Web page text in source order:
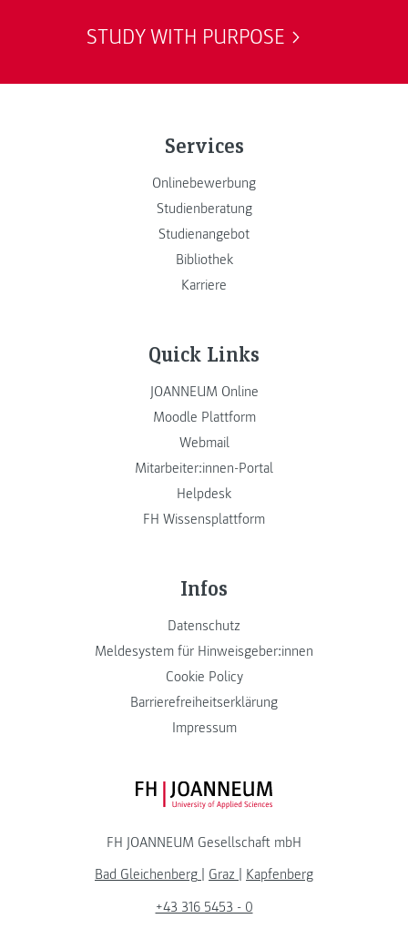
STUDY WITH PURPOSE
Services
Onlinebewerbung
Studienberatung
Studienangebot
Bibliothek
Karriere
Quick Links
JOANNEUM Online
Moodle Plattform
Webmail
Mitarbeiter:innen-Portal
Helpdesk
FH Wissensplattform
Infos
Datenschutz
Meldesystem für Hinweisgeber:innen
Cookie Policy
Barrierefreiheitserklärung
Impressum
FH JOANNEUM Logo
FH JOANNEUM Gesellschaft mbH
Bad Gleichenberg
Graz
Kapfenberg
+43 316 5453 - 0